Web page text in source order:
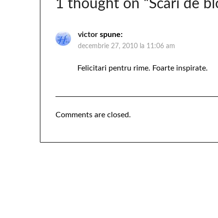
1 thought on “Scări de
victor spune:
decembrie 27, 2010 la 11:06 am
Felicitari pentru rime. Foarte inspirate.
Comments are closed.